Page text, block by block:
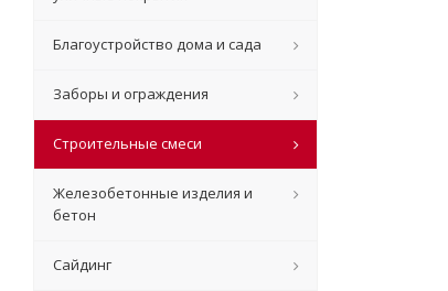
Благоустройство дома и сада
Заборы и ограждения
Строительные смеси
Железобетонные изделия и
бетон
Сайдинг